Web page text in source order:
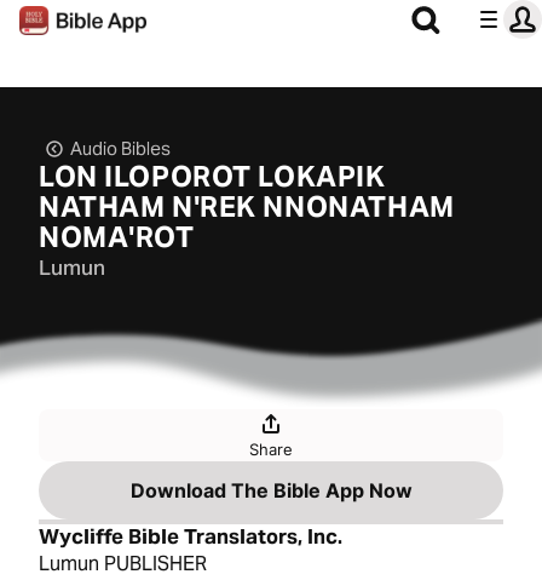
Audio Bibles
LON ILOPOROT LOKAPIK
NATHAM NꞌREK NNONATHAM
NOMAꞌROT
Lumun
Share
Download The Bible App Now
Wycliffe Bible Translators, Inc.
Lumun PUBLISHER